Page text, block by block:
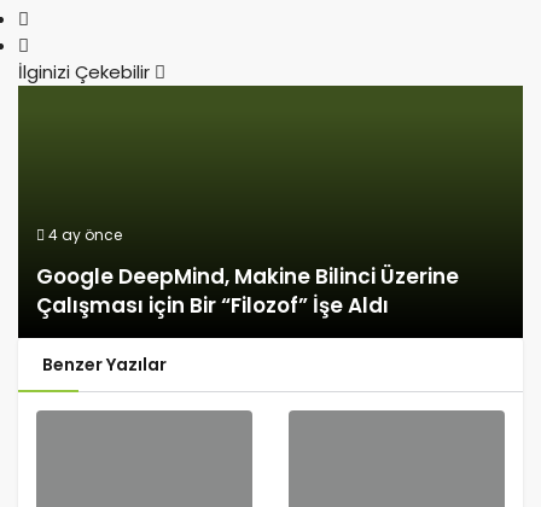
İlginizi Çekebilir
4 ay önce
Google DeepMind, Makine Bilinci Üzerine
Çalışması için Bir “Filozof” İşe Aldı
Benzer Yazılar